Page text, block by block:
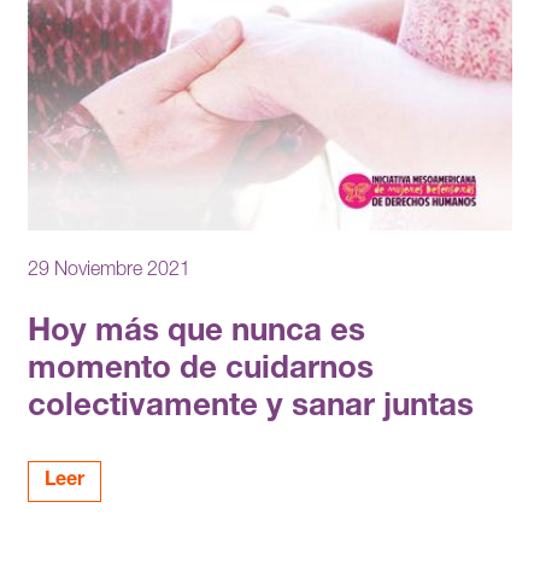
29 Noviembre 2021
Hoy más que nunca es
momento de cuidarnos
colectivamente y sanar juntas
Leer